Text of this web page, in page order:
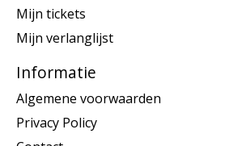
Mijn tickets
Mijn verlanglijst
Informatie
Algemene voorwaarden
Privacy Policy